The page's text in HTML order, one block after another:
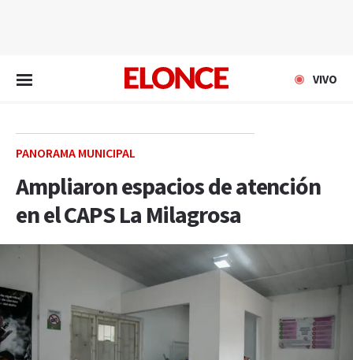
VIVO
PANORAMA MUNICIPAL
Ampliaron espacios de atención
en el CAPS La Milagrosa